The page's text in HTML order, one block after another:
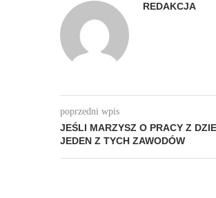
REDAKCJA
poprzedni wpis
JEŚLI MARZYSZ O PRACY Z
JEDEN Z TYCH ZAWODÓW